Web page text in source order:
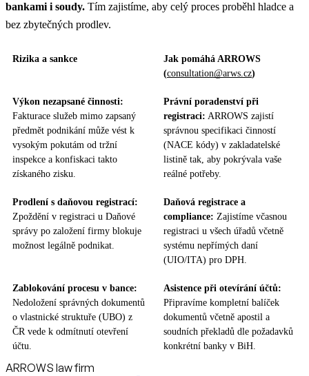
bankami i soudy. Tím zajistíme, aby celý proces proběhl hladce a
bez zbytečných prodlev.
Rizika a sankce
Jak pomáhá ARROWS
(consultation@arws.cz)
Výkon nezapsané činnosti:
Fakturace služeb mimo zapsaný
předmět podnikání může vést k
vysokým pokutám od tržní
inspekce a konfiskaci takto
získaného zisku.
Právní poradenství při
registraci: ARROWS zajistí
správnou specifikaci činností
(NACE kódy) v zakladatelské
listině tak, aby pokrývala vaše
reálné potřeby.
Prodlení s daňovou registrací:
Zpoždění v registraci u Daňové
správy po založení firmy blokuje
možnost legálně podnikat.
Daňová registrace a
compliance: Zajistíme včasnou
registraci u všech úřadů včetně
systému nepřímých daní
(UIO/ITA) pro DPH.
Zablokování procesu v bance:
Nedoložení správných dokumentů
o vlastnické struktuře (UBO) z
ČR vede k odmítnutí otevření
účtu.
Asistence při otevírání účtů:
Připravíme kompletní balíček
dokumentů včetně apostil a
soudních překladů dle požadavků
konkrétní banky v BiH.
ARROWS law firm